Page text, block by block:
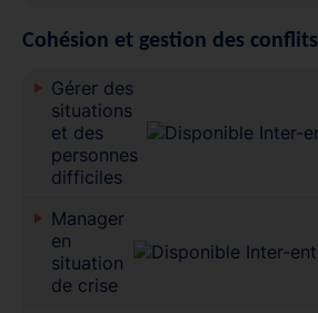
Cohésion et gestion des conflits
Gérer des
situations
et des
personnes
difficiles
Manager
en
situation
de crise